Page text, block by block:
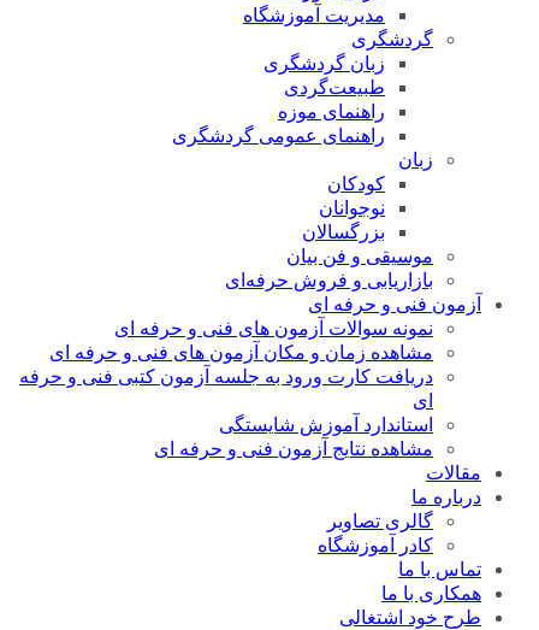
مدیریت آموزشگاه
گردشگری
زبان گردشگری
طبیعت‌گردی
راهنمای موزه
راهنمای عمومی گردشگری
زبان
کودکان
نوجوانان
بزرگسالان
موسیقی و فن بیان
بازاریابی و فروش حرفه‌ای
آزمون فنی و حرفه ای
نمونه سوالات آزمون های فنی و حرفه ای
مشاهده زمان و مکان آزمون های فنی و حرفه ای
دریافت کارت ورود به جلسه آزمون کتبی فنی و حرفه
ای
استاندارد آموزش شایستگی
مشاهده نتایج آزمون فنی و حرفه ای
مقالات
درباره ما
گالری تصاویر
کادر آموزشگاه
تماس با ما
همکاری با ما
طرح خود اشتغالی